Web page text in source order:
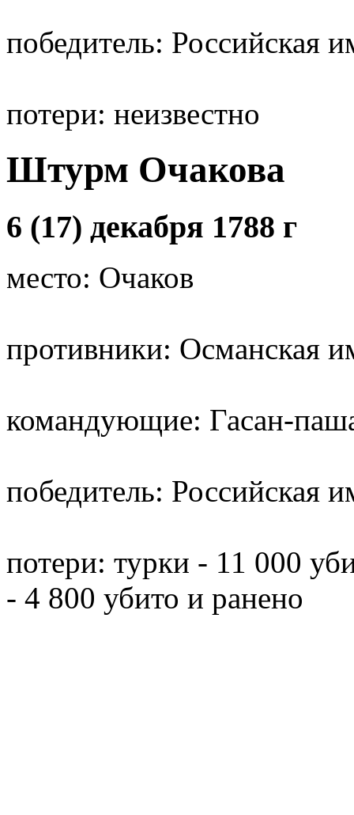
победитель: Российская
потери: неизвестно
Штурм Очакова
6 (17) декабря 1788 г
место: Очаков
противники: Османская
командующие: Гасан-
победитель: Российская
потери: турки - 11 000
- 4 800 убито и ранено